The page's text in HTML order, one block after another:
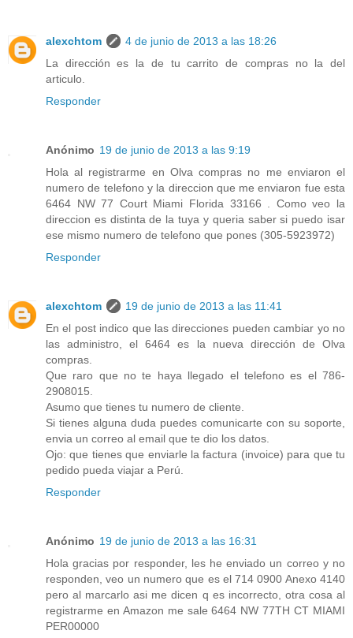
alexchtom
4 de junio de 2013 a las 18:26
La dirección es la de tu carrito de compras no la del
articulo.
Responder
Anónimo 19 de junio de 2013 a las 9:19
Hola al registrarme en Olva compras no me enviaron el
numero de telefono y la direccion que me enviaron fue esta
6464 NW 77 Court Miami Florida 33166 . Como veo la
direccion es distinta de la tuya y queria saber si puedo isar
ese mismo numero de telefono que pones (305-5923972)
Responder
alexchtom
19 de junio de 2013 a las 11:41
En el post indico que las direcciones pueden cambiar yo no
las administro, el 6464 es la nueva dirección de Olva
compras.
Que raro que no te haya llegado el telefono es el 786-
2908015.
Asumo que tienes tu numero de cliente.
Si tienes alguna duda puedes comunicarte con su soporte,
envia un correo al email que te dio los datos.
Ojo: que tienes que enviarle la factura (invoice) para que tu
pedido pueda viajar a Perú.
Responder
Anónimo 19 de junio de 2013 a las 16:31
Hola gracias por responder, les he enviado un correo y no
responden, veo un numero que es el 714 0900 Anexo 4140
pero al marcarlo asi me dicen q es incorrecto, otra cosa al
registrarme en Amazon me sale 6464 NW 77TH CT MIAMI
PER00000